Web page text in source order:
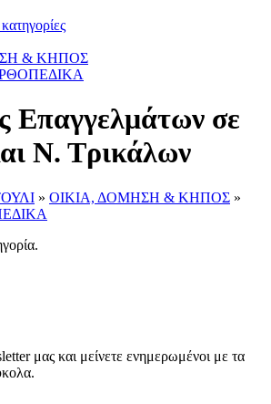
& ΚΗΠΟΣ
Επαγγελμάτων σε
Ν. Τρικάλων
» ΟΙΚΙΑ, ΔΟΜΗΣΗ & ΚΗΠΟΣ »
μας και μείνετε ενημερωμένοι με τα